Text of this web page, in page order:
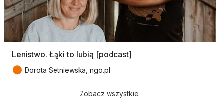
Lenistwo. Łąki to lubią [podcast]
● Dorota Setniewska, ngo.pl
Zobacz wszystkie